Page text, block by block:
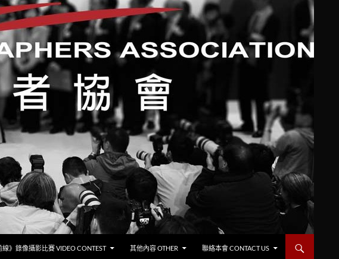
線》錄像攝影比賽 VIDEO CONTEST 其他內容 OTHER 聯絡本會 CONTACT US